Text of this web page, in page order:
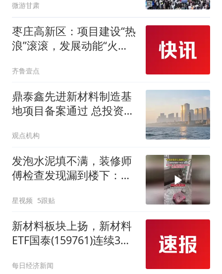
微游甘肃
枣庄高新区：项目建设“热
浪”滚滚，发展动能“火
齐鲁壹点
鼎泰鑫先进新材料制造基
地项目备案通过 总投资7
观点机构
发泡水泥填不满，装修师
傅检查发现漏到楼下：出
星视频 5跟贴
新材料板块上扬，新材料
ETF国泰(159761)连续3日
每日经济新闻